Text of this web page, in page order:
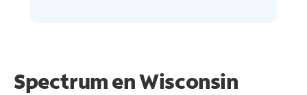
Spectrum enWisconsin